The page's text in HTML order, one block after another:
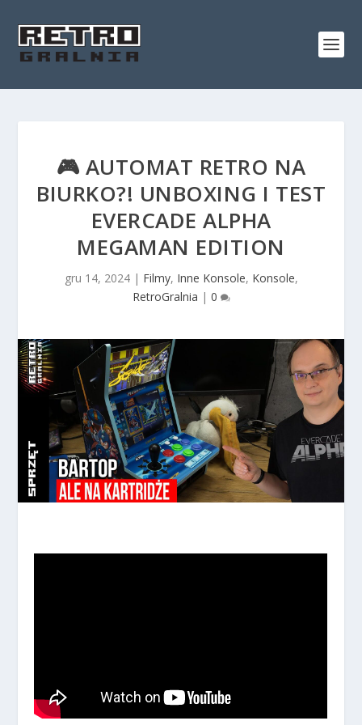
🎮 AUTOMAT RETRO NA
BIURKO?! UNBOXING I TEST
EVERCADE ALPHA
MEGAMAN EDITION
gru 14, 2024| Filmy, Inne Konsole, Konsole,
RetroGralnia | 0